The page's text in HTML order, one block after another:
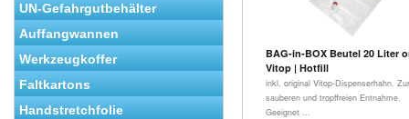
UN-Gefahrgutbehälter
Auffangwannen
Werkzeugkoffer
Faltkartons
Handstretchfolie
BAG-in-BOX Beutel 20 Liter
Vitop | Hotfill
inkl. original Vitop-Dispenserhahn. Zur
sauberen und tropffreien Entnahme.
Geeignet ...